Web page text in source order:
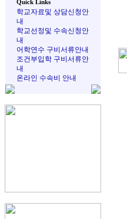
Quick Links
학교자료및 상담신청안
내
학교선정및 수속신청안
내
어학연수 구비서류안내
조건부입학 구비서류안
내
온라인 수속비 안내